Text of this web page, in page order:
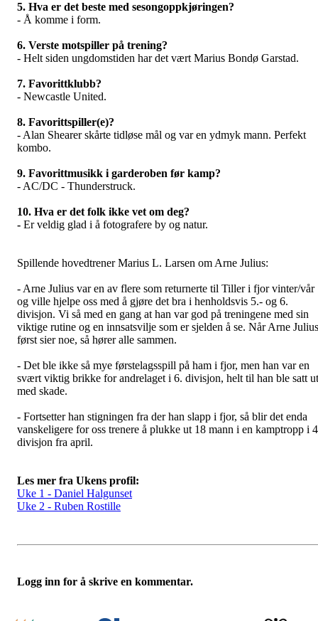
5. Hva er det beste med sesongoppkjøringen?
- Å komme i form.
6. Verste motspiller på trening?
- Helt siden ungdomstiden har det vært Marius Bondø Garstad.
7. Favorittklubb?
- Newcastle United.
8. Favorittspiller(e)?
-Alan Shearer skårte tidløse mål og var en ydmyk mann. Perfekt
kombo.
9. Favorittmusikk i garderoben før kamp?
-AC/DC - Thunderstruck.
10. Hva er det folk ikke vet om deg?
- Er veldig glad i å fotografere by og natur.
Spillende hovedtrener Marius L. Larsen om Arne Julius:
- Arne Julius var en av flere som returnerte til Tiller i fjor vinter/vår
og ville hjelpe oss med å gjøre det bra i henholdsvis 5.- og 6.
divisjon. Vi så med en gang at han var god på treningene med sin
viktige rutine og en innsatsvilje som er sjelden å se. Når Arne Julius
først sier noe, så hører alle sammen.
- Det ble ikke så mye førstelagsspill på ham i fjor, men han var en
svært viktig brikke for andrelaget i 6. divisjon, helt til han ble satt ut
med skade.
- Fortsetter han stigningen fra der han slapp i fjor, så blir det enda
vanskeligere for oss trenere å plukke ut 18 mann i en kamptropp i
divisjon fra april.
Les mer fra Ukens profil:
Uke 1 - Daniel Halgunset
Uke 2 - Ruben Rostille
Logg inn for å skrive en kommentar.